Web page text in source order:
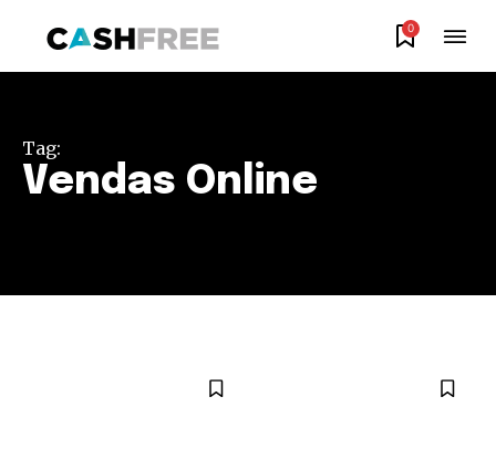
0
Tag:
Vendas Online